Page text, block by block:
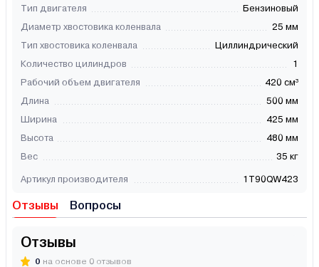
Тип двигателя
Бензиновый
Диаметр хвостовика коленвала
25 мм
Тип хвостовика коленвала
Циллиндрический
Количество цилиндров
1
Рабочий объем двигателя
420 см³
Длина
500 мм
Ширина
425 мм
Высота
480 мм
Вес
35 кг
Артикул производителя 1T90QW423
Отзывы Вопросы
Отзывы
0 на основе 0 отзывов